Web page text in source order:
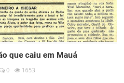
que caiu em Mauá
0 1653